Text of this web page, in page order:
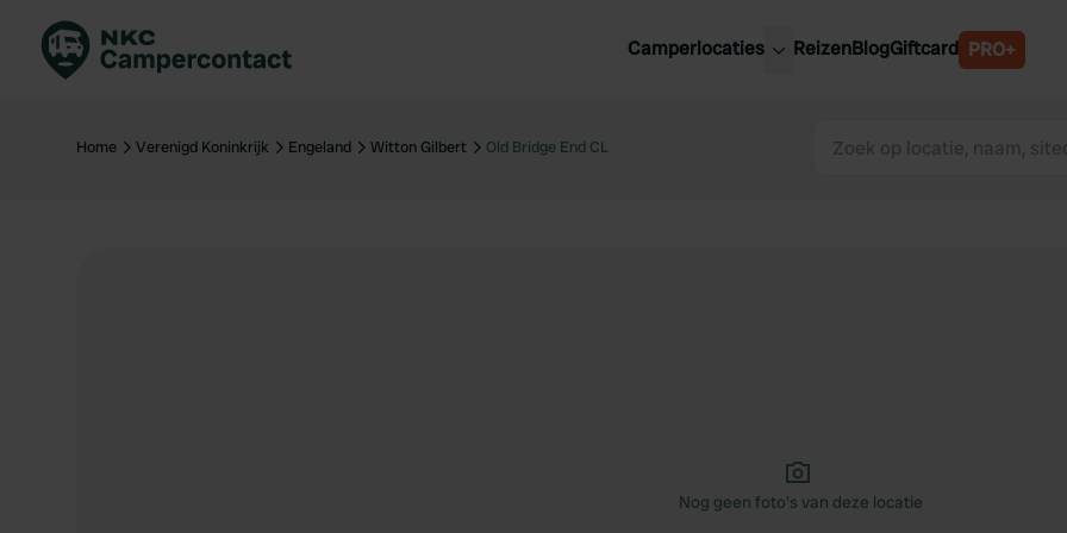
Camperlocaties
Nederland
Nederland
Luxemburg
ReizenBlogGiftcard PRO+
Home Verenigd Koninkrijk Engeland Witton Gilbert Old Bridge End CL
Nog geen foto's van deze locatie